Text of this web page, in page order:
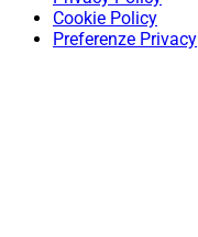
Cookie Policy
Preferenze Privacy